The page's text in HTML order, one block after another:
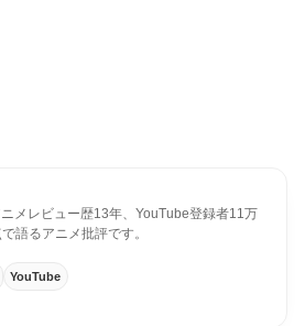
メレビュー歴13年、YouTube登録者11万
語るアニメ批評です。
YouTube